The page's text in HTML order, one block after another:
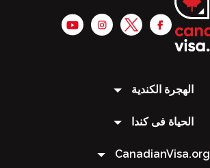
الهجرة الكندية
الحياة فى كندا
CanadianVisa.org